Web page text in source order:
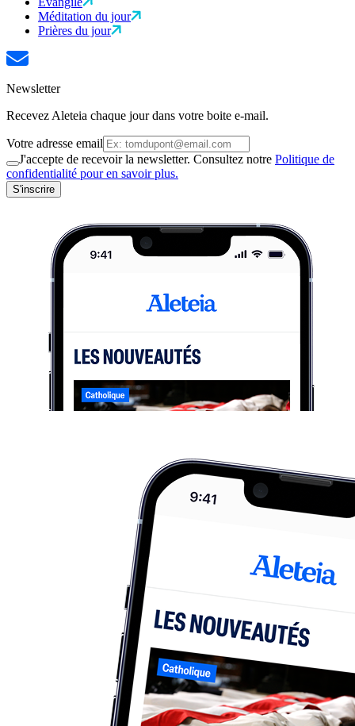
Méditation du jour
Prières du jour
Newsletter
Recevez Aleteia chaque jour dans votre boite e-mail.
Votre adresse email
J'accepte de recevoir la newsletter. Consultez notre Politique de
confidentialité pour en savoir plus.
S'inscrire